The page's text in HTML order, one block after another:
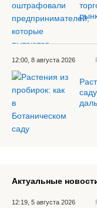
12:00, 8 августа 2026
Актуальные
12:19, 5 августа 2026